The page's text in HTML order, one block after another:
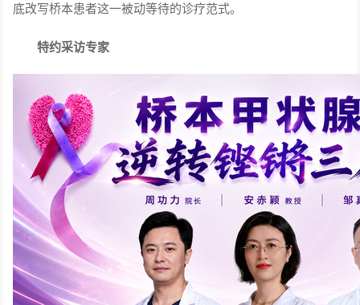
底改写桥本患者这一被动等待的诊疗范式。
特约采访专家